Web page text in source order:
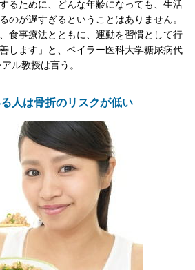
るために、どんな年齢になっても、生活
のが遅すぎるということはありません。
食事療法とともに、運動を習慣として行
します」と、ベイラー医科大学糖尿病代
ル教授は言う。
人は骨折のリスクが低い